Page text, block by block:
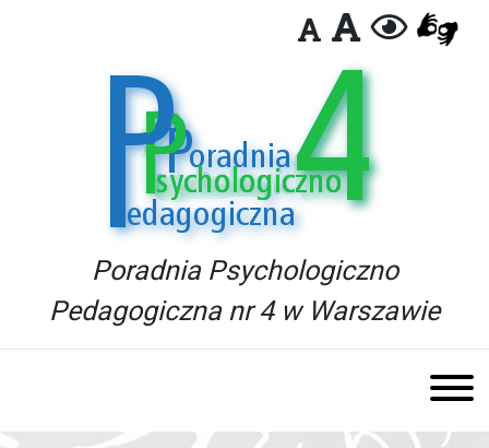
Poradnia Psychologiczno
Pedagogiczna nr 4 w Warszawie